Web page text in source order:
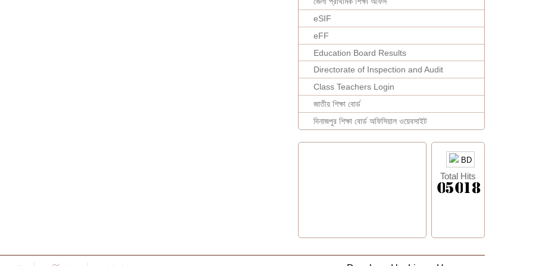
eSIF
eFF
Education Board Results
Directorate of Inspection and Audit
Class Teachers Login
জাতীয় শিক্ষা বোর্ড
দিনাজপুর শিক্ষা বোর্ড অফিসিয়াল ওয়েবসাইট
BD
Total Hits